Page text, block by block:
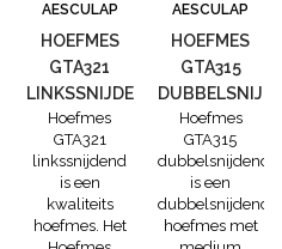
AESCULAP
HOEFMES
GTA321
LINKSSNIJDEND
Hoefmes
GTA321
linkssnijdend
is een
kwaliteits
hoefmes. Het
AESCULAP
HOEFMES
GTA315
Hoefmes
GTA315
dubbelsnijdend
is een
dubbelsnijdend
hoefmes met